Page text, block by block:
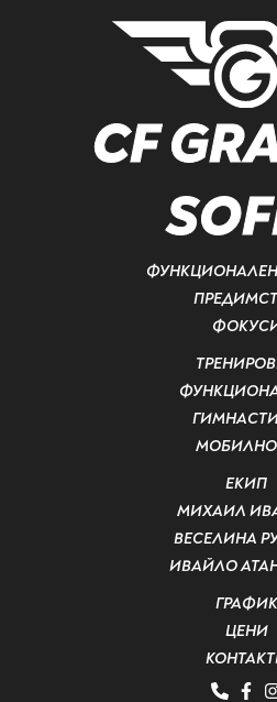
CF
ЕКИП
МИХАИЛ
ВЕСЕЛИНА
ИВАЙЛО
ГРАФИК
ЦЕНИ